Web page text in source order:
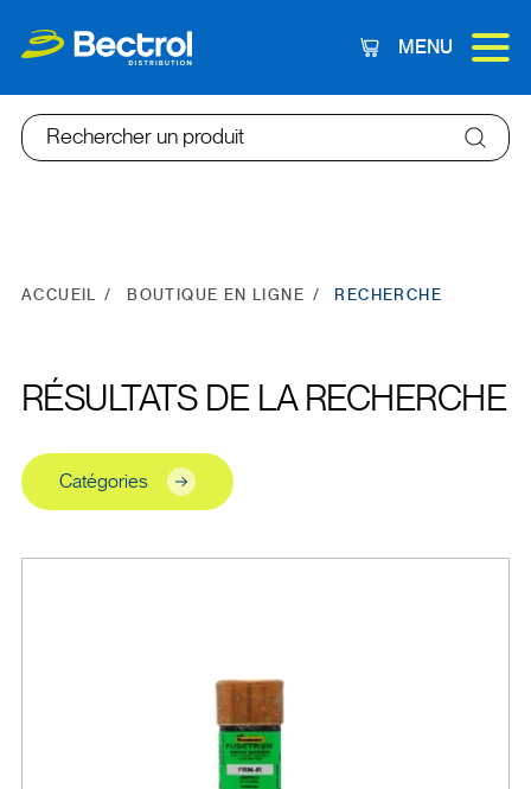
Panier
MENU
Rechercher un produit
ACCUEIL BOUTIQUE EN LIGNE RECHERCHE
RÉSULTATS DE LA RECHERCHE
Catégories